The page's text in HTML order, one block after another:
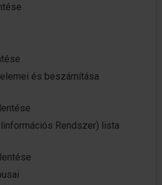
és beszámítása
Rendszer) lista